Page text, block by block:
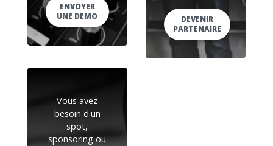
ENVOYER
UNE DEMO
DEVENIR
PARTENAIRE
Vous avez
besoin d'un
spot,
sponsoring ou